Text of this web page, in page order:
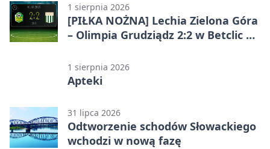
1 sierpnia 2026
[PIŁKA NOŻNA] Lechia Zielona Góra
– Olimpia Grudziądz 2:2 w Betclic 2.
końcówce
1 sierpnia 2026
Apteki
31 lipca 2026
Odtworzenie schodów Słowackiego
wchodzi w nową fazę